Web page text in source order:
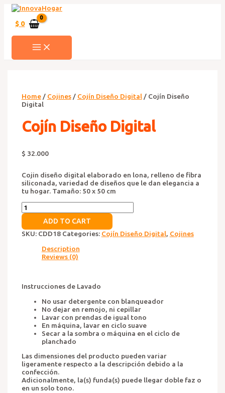
contenido
$ 0
MAIN
MENU
Home/ Cojines/ Cojín Diseño Digital/ Cojín Diseño
Digital
Cojín Diseño Digital
$ 32.000
Cojin diseño digital elaborado en lona, relleno de fibra
siliconada, variedad de diseños que le dan elegancia a
tu hogar. Tamaño: 50 x 50 cm
Cojín
Diseño
quantity
ADD TO CART
SKU: CDD18 Categories: Cojín Diseño Digital, Cojines
Description
Reviews (0)
Instrucciones de Lavado
No usar detergente con blanqueador
No dejar en remojo, ni cepillar
Lavar con prendas de igual tono
En máquina, lavar en ciclo suave
Secar a la sombra o máquina en el ciclo de
planchado
Las dimensiones del producto pueden variar
ligeramente respecto a la descripción debido a la
confección.
Adicionalmente, la(s) funda(s) puede llegar doble faz o
en un solo tono.